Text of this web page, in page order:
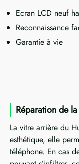
Ecran LCD neuf
Reconnaissance
Garantie à vie
Réparation de
La vitre arrière du
esthétique, elle
téléphone. En cas